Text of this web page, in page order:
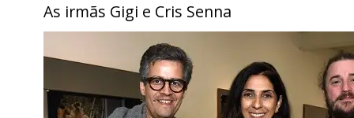
As irmãs Gigi e Cris Senna